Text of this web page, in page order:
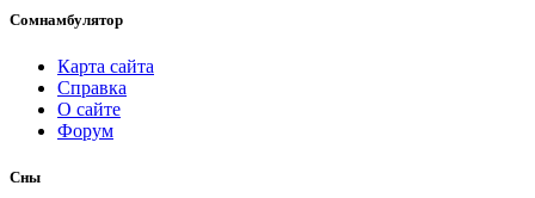
Сомнамбулятор
Карта сайта
Справка
О сайте
Форум
Сны